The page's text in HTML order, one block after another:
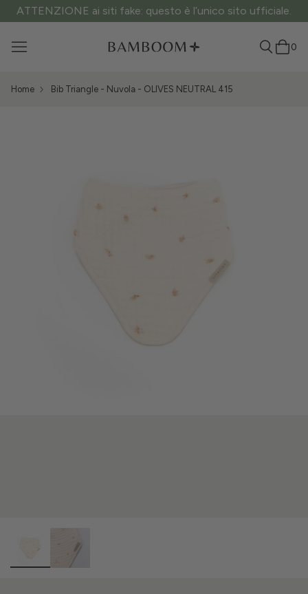
ATTENZIONE ai siti fake: questo è l’unico sito ufficiale.
0
Home Bib Triangle - Nuvola - OLIVES NEUTRAL 415